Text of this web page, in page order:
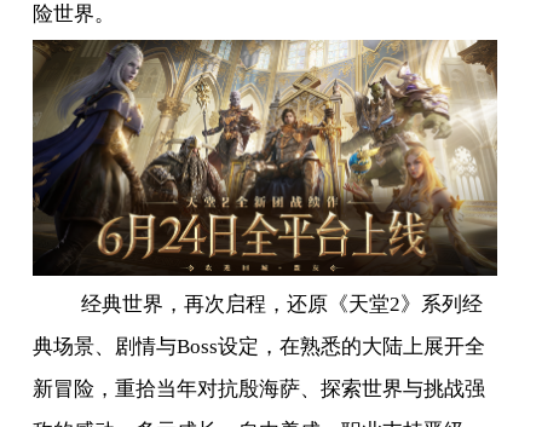
险世界。
经典世界，再次启程，还原《天堂2》系列经
典场景、剧情与Boss设定，在熟悉的大陆上展开全
新冒险，重拾当年对抗殷海萨、探索世界与挑战强